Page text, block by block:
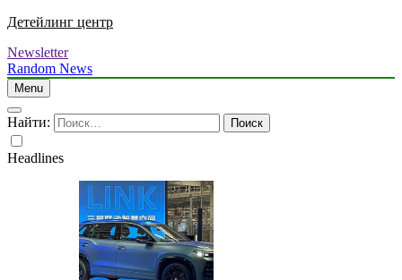
Детейлинг центр
Newsletter
Random News
Menu
Найти:
Headlines